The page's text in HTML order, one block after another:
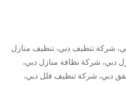
شركة تنظيف دبي، تنظيف منازل
دبي، شركة نظافة منازل دبي،
دبي، شركة تنظيف فلل دبي،